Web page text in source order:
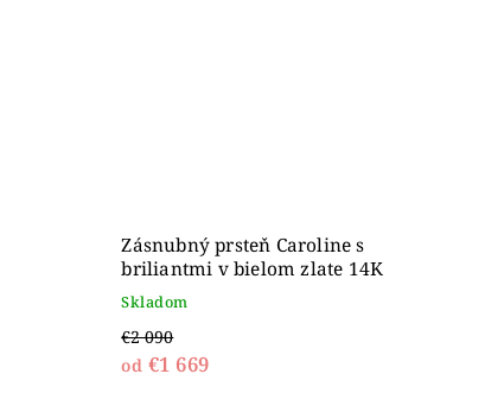
Zásnubný prsteň Caroline s
briliantmi v bielom zlate 14K
Skladom
€2 090
od €1 669